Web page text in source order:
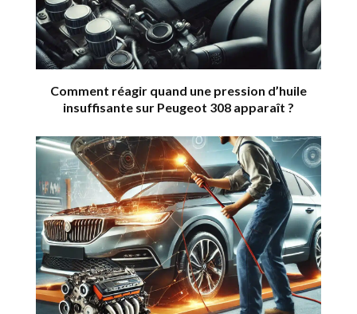
Comment réagir quand une pression d’huile
insuffisante sur Peugeot 308 apparaît ?